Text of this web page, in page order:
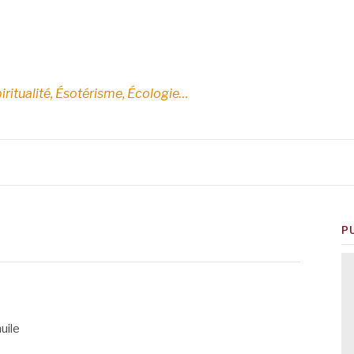
Ésotérisme, Écologie…